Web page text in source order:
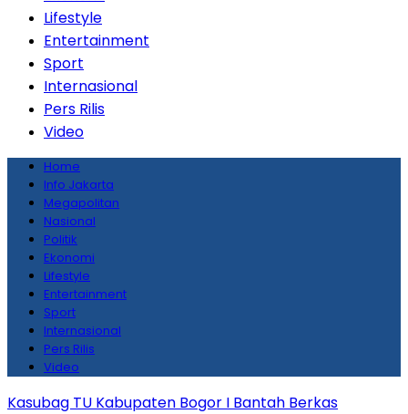
Lifestyle
Entertainment
Sport
Internasional
Pers Rilis
Video
Home
Info Jakarta
Megapolitan
Nasional
Politik
Ekonomi
Lifestyle
Entertainment
Sport
Internasional
Pers Rilis
Video
Kasubag TU Kabupaten Bogor I Bantah Berkas